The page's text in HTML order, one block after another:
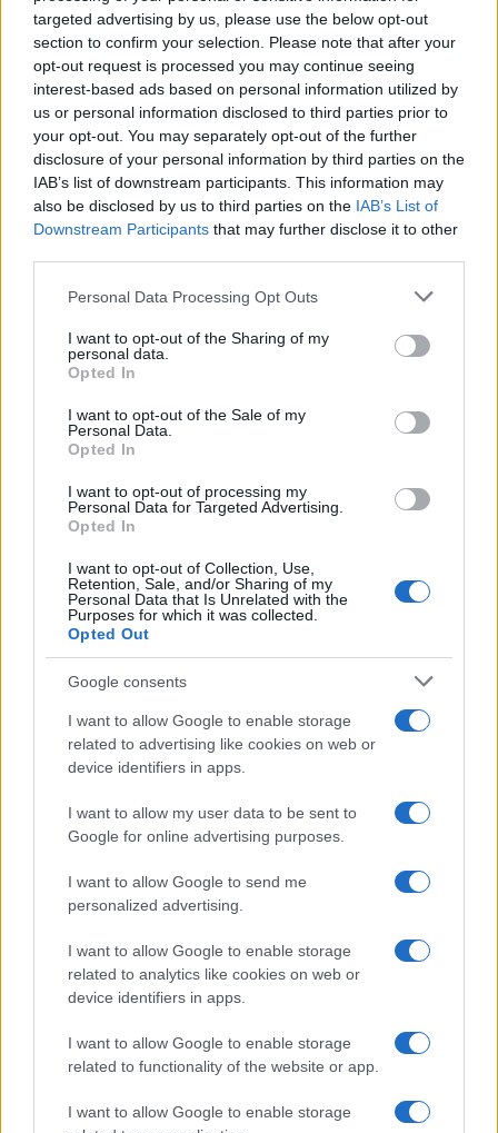
targeted advertising by us, please use the below opt-out
section to confirm your selection. Please note that after your
opt-out request is processed you may continue seeing
interest-based ads based on personal information utilized by
us or personal information disclosed to third parties prior to
your opt-out. You may separately opt-out of the further
disclosure of your personal information by third parties on the
IAB’s list of downstream participants. This information may
also be disclosed by us to third parties on the IAB’s List of
Downstream Participants that may further disclose it to other
Please note that this website/app uses one or more Google
not limited to your visit or usage behaviour. You may click to
grant or deny consent to Google and its third-party tags to
use your data for below specified purposes in below Google
consent section.
Personal Data Processing Opt Outs
I want to opt-out of the Sharing of my
personal data.
Opted In
I want to opt-out of the Sale of my
Personal Data.
Opted In
I want to opt-out of processing my
Personal Data for Targeted Advertising.
Opted In
I want to opt-out of Collection, Use,
Retention, Sale, and/or Sharing of my
Personal Data that Is Unrelated with the
Purposes for which it was collected.
Opted Out
Google consents
I want to allow Google to enable storage
related to advertising like cookies on web or
device identifiers in apps.
I want to allow my user data to be sent to
Google for online advertising purposes.
I want to allow Google to send me
personalized advertising.
I want to allow Google to enable storage
related to analytics like cookies on web or
device identifiers in apps.
I want to allow Google to enable storage
related to functionality of the website or app.
I want to allow Google to enable storage
Continua a leggere
Cosplay etico e sicuro: pratiche, checklist e crediti
Andrea Conforti · 10 Ago 2026
FANATISMO TECH
Guida al primo tavolo di D&D con safety tools e
strumenti digitali
Andrea Conforti · 10 Ago 2026
FANATISMO TECH